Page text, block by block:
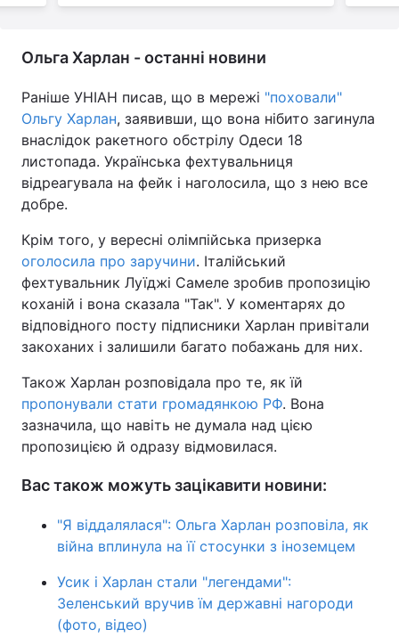
Ольга Харлан - останні новини
Раніше УНІАН писав, що в мережі "поховали"
Ольгу Харлан, заявивши, що вона нібито загинула
внаслідок ракетного обстрілу Одеси 18
листопада. Українська фехтувальниця
відреагувала на фейк і наголосила, що з нею все
добре.
Крім того, у вересні олімпійська призерка
оголосила про заручини. Італійський
фехтувальник Луїджі Самеле зробив пропозицію
коханій і вона сказала "Так". У коментарях до
відповідного посту підписники Харлан привітали
закоханих і залишили багато побажань для них.
Також Харлан розповідала про те, як їй
пропонували стати громадянкою РФ. Вона
зазначила, що навіть не думала над цією
пропозицією й одразу відмовилася.
Вас також можуть зацікавити новини:
"Я віддалялася": Ольга Харлан розповіла, як
війна вплинула на її стосунки з іноземцем
Усик і Харлан стали "легендами":
Зеленський вручив їм державні нагороди
(фото, відео)